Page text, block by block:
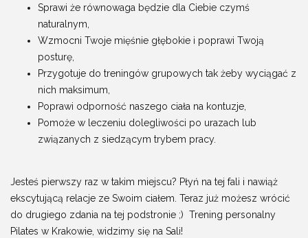
Sprawi że równowaga będzie dla Ciebie czymś
naturalnym,
Wzmocni Twoje mięśnie głębokie i poprawi Twoją
posturę,
Przygotuje do treningów grupowych tak żeby wyciągać z
nich maksimum,
Poprawi odporność naszego ciała na kontuzje,
Pomoże w leczeniu dolegliwości po urazach lub
związanych z siedzącym trybem pracy.
Jesteś pierwszy raz w takim miejscu? Płyń na tej fali i nawiąż
ekscytującą relacje ze Swoim ciałem. Teraz już możesz wrócić
do drugiego zdania na tej podstronie ;) Trening personalny
Pilates w Krakowie, widzimy się na Sali!